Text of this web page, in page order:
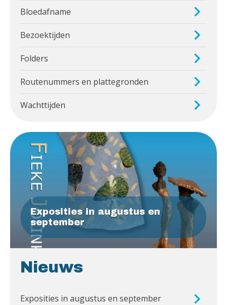
Bloedafname
Bezoektijden
Folders
Routenummers en plattegronden
Wachttijden
Exposities in augustus en
september
Nieuws
Exposities in augustus en september